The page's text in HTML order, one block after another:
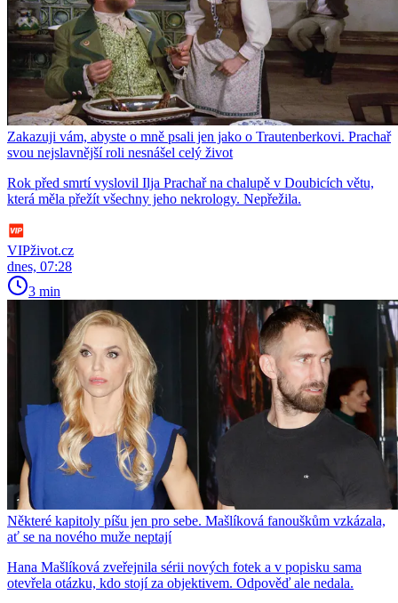
Zakazuji vám, abyste o mně psali jen jako o Trautenberkovi. Prachař
svou nejslavnější roli nesnášel celý život
Rok před smrtí vyslovil Ilja Prachař na chalupě v Doubicích větu,
která měla přežít všechny jeho nekrology. Nepřežila.
VIPživot.cz
dnes, 07:28
3 min
Některé kapitoly píšu jen pro sebe. Mašlíková fanouškům vzkázala,
ať se na nového muže neptají
Hana Mašlíková zveřejnila sérii nových fotek a v popisku sama
otevřela otázku, kdo stojí za objektivem. Odpověď ale nedala.